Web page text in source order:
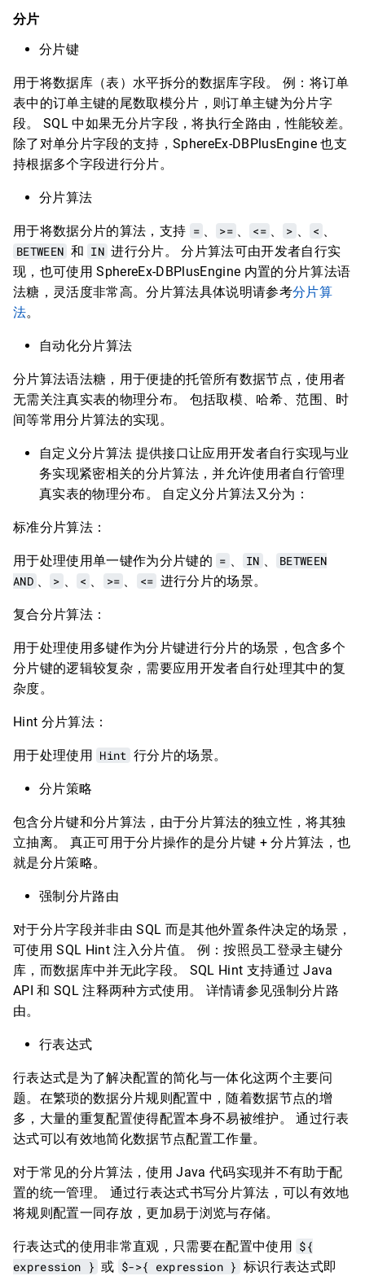
分片
分片键
用于将数据库（表）水平拆分的数据库字段。 例：将订单
表中的订单主键的尾数取模分片，则订单主键为分片字
段。 SQL 中如果无分片字段，将执行全路由，性能较差。
除了对单分片字段的支持，SphereEx-DBPlusEngine 也支
持根据多个字段进行分片。
分片算法
用于将数据分片的算法，支持 = 、 >= 、 <= 、 > 、 < 、
BETWEEN 和 IN 进行分片。 分片算法可由开发者自行实
现，也可使用 SphereEx-DBPlusEngine 内置的分片算法语
法糖，灵活度非常高。分片算法具体说明请参考分片算
法。
自动化分片算法
分片算法语法糖，用于便捷的托管所有数据节点，使用者
无需关注真实表的物理分布。 包括取模、哈希、范围、时
间等常用分片算法的实现。
自定义分片算法 提供接口让应用开发者自行实现与业
务实现紧密相关的分片算法，并允许使用者自行管理
真实表的物理分布。 自定义分片算法又分为：
标准分片算法：
用于处理使用单一键作为分片键的 = 、 IN 、
BETWEEN
AND 、 > 、 < 、 >= 、 <= 进行分片的场景。
复合分片算法：
用于处理使用多键作为分片键进行分片的场景，包含多个
分片键的逻辑较复杂，需要应用开发者自行处理其中的复
杂度。
Hint 分片算法：
用于处理使用 Hint 行分片的场景。
分片策略
包含分片键和分片算法，由于分片算法的独立性，将其独
立抽离。 真正可用于分片操作的是分片键 + 分片算法，也
就是分片策略。
强制分片路由
对于分片字段并非由 SQL 而是其他外置条件决定的场景，
可使用 SQL Hint 注入分片值。 例：按照员工登录主键分
库，而数据库中并无此字段。 SQL Hint 支持通过 Java
API 和 SQL 注释两种方式使用。 详情请参见强制分片路
由。
行表达式
行表达式是为了解决配置的简化与一体化这两个主要问
题。在繁琐的数据分片规则配置中，随着数据节点的增
多，大量的重复配置使得配置本身不易被维护。 通过行表
达式可以有效地简化数据节点配置工作量。
对于常见的分片算法，使用 Java 代码实现并不有助于配
置的统一管理。 通过行表达式书写分片算法，可以有效地
将规则配置一同存放，更加易于浏览与存储。
行表达式的使用非常直观，只需要在配置中使用 ${
expression } 或 $->{ expression } 标识行表达式即